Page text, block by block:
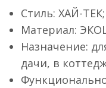
Стиль: ХАЙ-ТЕК;
Материал:
Назначение:
дачи, в